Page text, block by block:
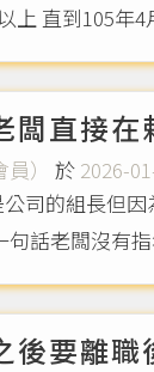
上 直到105年
闆直接
） 於 2026-
司的組長但
句話老闆沒有
後要離